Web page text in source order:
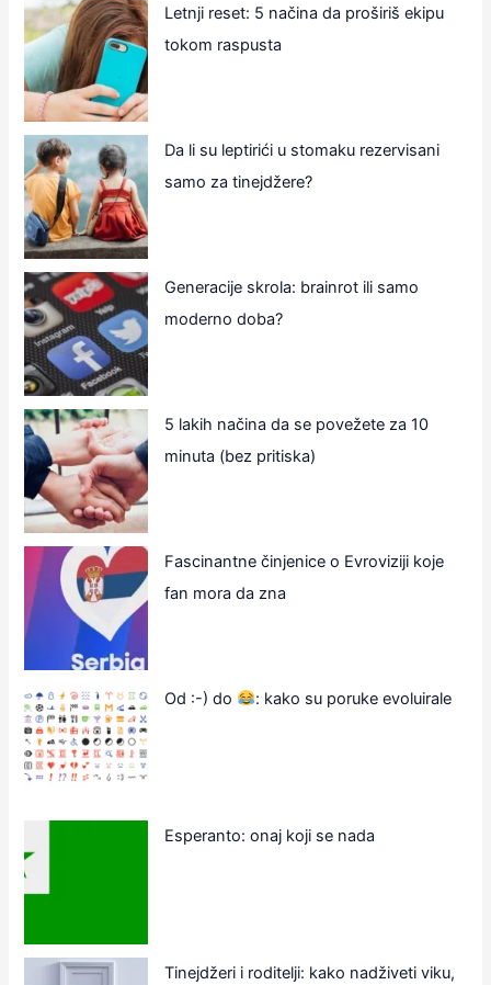
Letnji reset: 5 načina da proširiš ekipu
tokom raspusta
Da li su leptirići u stomaku rezervisani
samo za tinejdžere?
Generacije skrola: brainrot ili samo
moderno doba?
5 lakih načina da se povežete za 10
minuta (bez pritiska)
Fascinantne činjenice o Evroviziji koje
fan mora da zna
Od :-) do : kako su poruke evoluirale
Esperanto: onaj koji se nada
Tinejdžeri i roditelji: kako nadživeti viku,